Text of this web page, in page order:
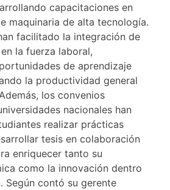
capacitaciones en
maquinaria de alta tecnología.
facilitado la integración de
la fuerza laboral,
de aprendizaje
la productividad general
los convenios
nacionales han
realizar prácticas
tesis en colaboración
enriquecer tanto su
como la innovación dentro
Según contó su gerente